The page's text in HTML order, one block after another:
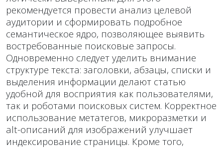
рекомендуется провести анализ целевой
аудитории и сформировать подробное
семантическое ядро, позволяющее выявить
востребованные поисковые запросы.
Одновременно следует уделить внимание
структуре текста: заголовки, абзацы, списки и
выделения информации делают статью
удобной для восприятия как пользователями,
так и роботами поисковых систем. Корректное
использование метатегов, микроразметки и
alt-описаний для изображений улучшает
индексирование страницы. Кроме того,